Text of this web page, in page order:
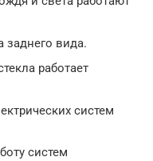
заднего вида.
работает
систем
систем